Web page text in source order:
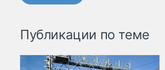
Публикации по теме